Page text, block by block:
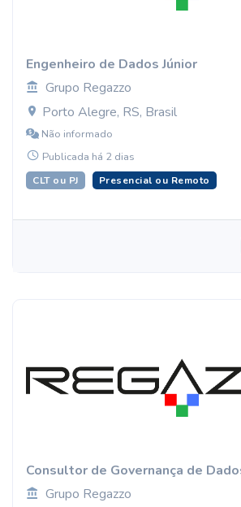
Engenheiro de Dados Júnior
Grupo Regazzo
Porto Alegre, RS, Brasil
Não informado
Publicada há 2 dias
CLT ou PJ Presencial ou Remoto
Consultor de Governança de
Grupo Regazzo